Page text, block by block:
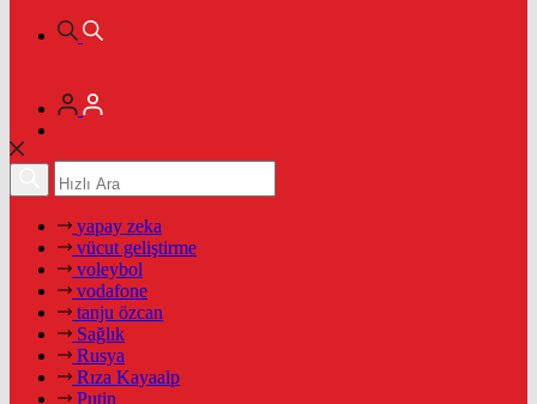
yapay zeka
vücut geliştirme
voleybol
vodafone
tanju özcan
Sağlık
Rusya
Rıza Kayaalp
Putin